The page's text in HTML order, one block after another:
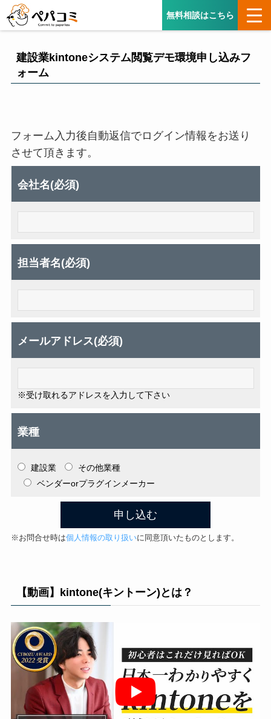
無料相談はこちら
建設業kintoneシステム閲覧デモ環境申し込みフ
ォーム
フォーム入力後自動返信でログイン情報をお送り
させて頂きます。
会社名(必須)
担当者名(必須)
メールアドレス(必須)
※受け取れるアドレスを入力して下さい
業種
建設業
その他業種
ベンダーorプラグインメーカー
※お問合せ時は個人情報の取り扱いに同意頂いたものとします。
【動画】kintone(キントーン)とは？